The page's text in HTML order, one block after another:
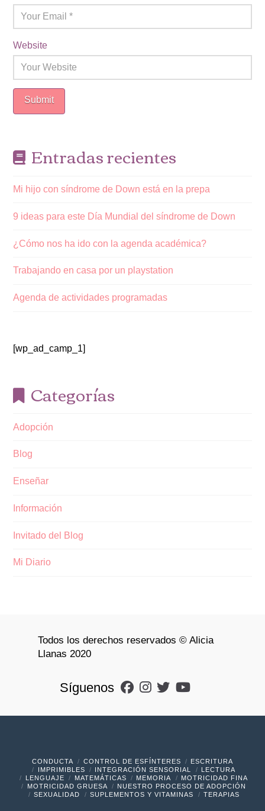
Website
Entradas recientes
Mi hijo con síndrome de Down está en la prepa
9 ideas para este Día Mundial del síndrome de Down
¿Cómo nos ha ido con la agenda académica?
Trabajando en casa por un playstation
Agenda de actividades programadas
[wp_ad_camp_1]
Categorías
Adopción
Blog
Enseñar
Información
Invitado del Blog
Mi Diario
Todos los derechos reservados © Alicia
Llanas 2020
Síguenos
CONDUCTA CONTROL DE ESFÍNTERES
ESCRITURA
IMPRIMIBLES
INTEGRACIÓN SENSORIAL
LECTURA
LENGUAJE
MATEMÁTICAS MEMORIA
MOTRICIDAD FINA
MOTRICIDAD GRUESA
NUESTRO PROCESO DE ADOPCIÓN
SEXUALIDAD
SUPLEMENTOS Y VITAMINAS TERAPIAS